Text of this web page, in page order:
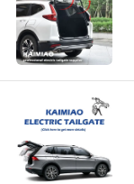
NOTÍCIA
PEÇA
UMAS
CITAÇÕES